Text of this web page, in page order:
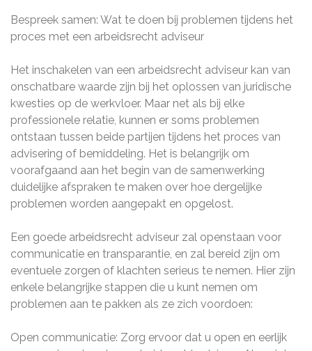
Bespreek samen: Wat te doen bij problemen tijdens het
proces met een arbeidsrecht adviseur
Het inschakelen van een arbeidsrecht adviseur kan van
onschatbare waarde zijn bij het oplossen van juridische
kwesties op de werkvloer. Maar net als bij elke
professionele relatie, kunnen er soms problemen
ontstaan tussen beide partijen tijdens het proces van
advisering of bemiddeling. Het is belangrijk om
voorafgaand aan het begin van de samenwerking
duidelijke afspraken te maken over hoe dergelijke
problemen worden aangepakt en opgelost.
Een goede arbeidsrecht adviseur zal openstaan voor
communicatie en transparantie, en zal bereid zijn om
eventuele zorgen of klachten serieus te nemen. Hier zijn
enkele belangrijke stappen die u kunt nemen om
problemen aan te pakken als ze zich voordoen:
Open communicatie: Zorg ervoor dat u open en eerlijk